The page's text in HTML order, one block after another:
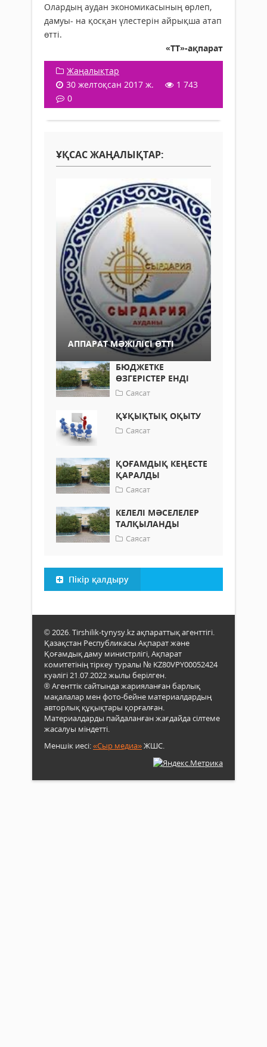
Олардың аудан экономикасының өрлеп,
дамуы- на қосқан үлестерін айрықша атап
өтті.
«ТТ»-ақпарат
Жаңалықтар
30 желтоқсан 2017 ж.
1 743
0
ҰҚСАС ЖАҢАЛЫҚТАР:
АППАРАТ МӘЖІЛІСІ ӨТТІ
БЮДЖЕТКЕ
ӨЗГЕРІСТЕР ЕНДІ
Саясат
ҚҰҚЫҚТЫҚ ОҚЫТУ
Саясат
ҚОҒАМДЫҚ КЕҢЕСТЕ
ҚАРАЛДЫ
Саясат
КЕЛЕЛІ МӘСЕЛЕЛЕР
ТАЛҚЫЛАНДЫ
Саясат
Пікір қалдыру
© 2026. Tirshilik-tynysy.kz ақпараттық агенттігі.
Қазақстан Республикасы Ақпарат және
Қоғамдық даму министрлігі, Ақпарат
комитетінің тіркеу туралы № KZ80VPY00052424
куәлігі 21.07.2022 жылы берілген.
® Агенттік сайтында жарияланған барлық
мақалалар мен фото-бейне материалдардың
авторлық құқықтары қорғалған.
Материалдарды пайдаланған жағдайда сілтеме
жасалуы міндетті.
Меншік иесі:«Сыр медиа»ЖШС.